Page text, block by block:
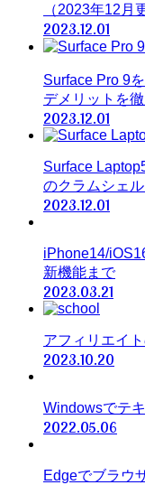
（2023年12月
2023.12.01
Surface Pro 9
デメリットを
2023.12.01
Surface
のクラムシェ
2023.12.01
iPhone14/
新機能まで
2023.03.21
アフィリエイ
2023.10.20
Windowsでテ
2022.05.06
Edgeでブラウ